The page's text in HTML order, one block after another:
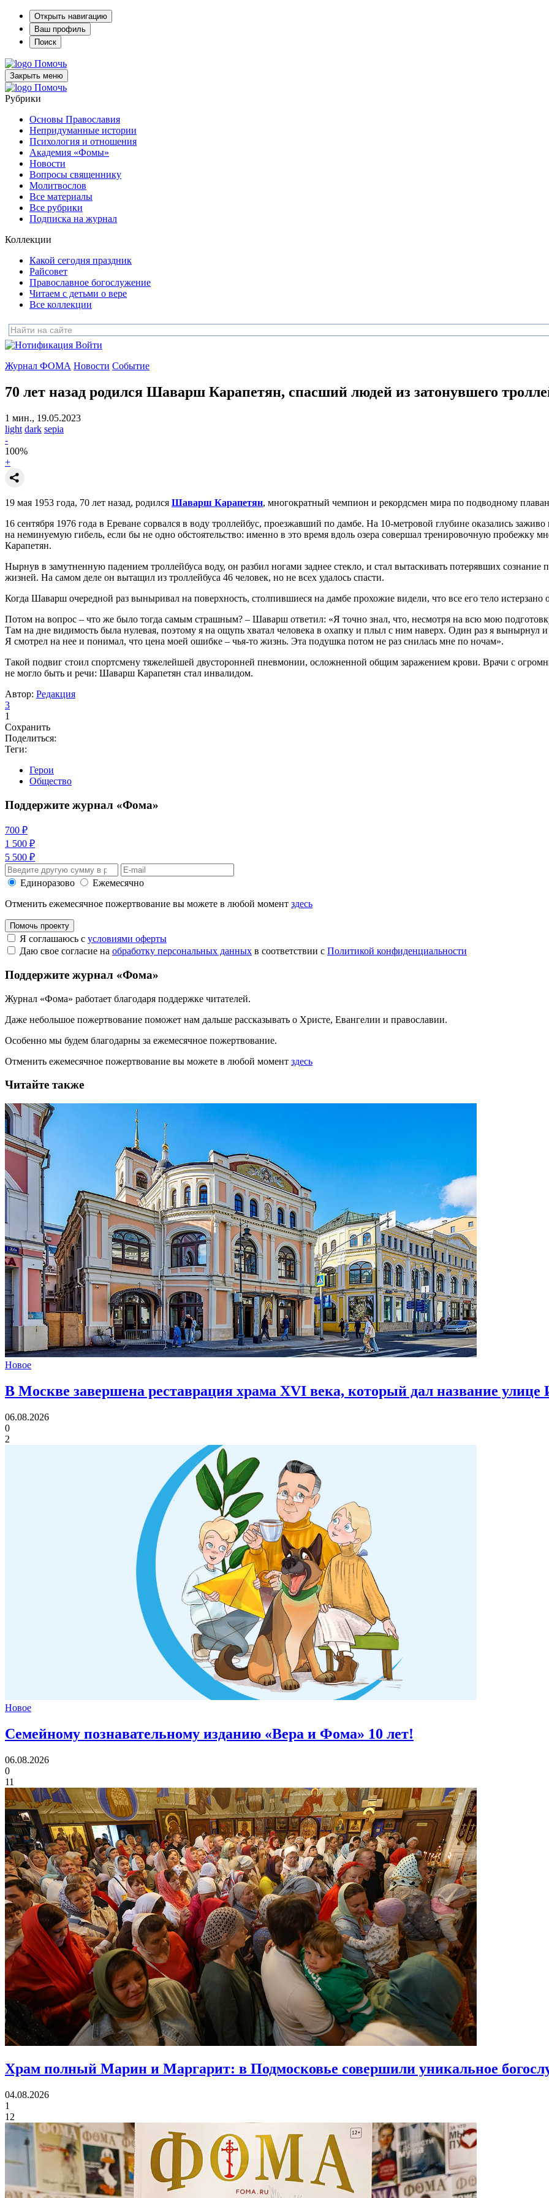
Открыть навигацию
Ваш профиль
Поиск
Помочь
Закрыть меню
Помочь
Рубрики
Основы Православия
Непридуманные истории
Психология и отношения
Академия «Фомы»
Новости
Вопросы священнику
Молитвослов
Все материалы
Все рубрики
Подписка на журнал
Коллекции
Какой сегодня праздник
Райсовет
Православное богослужение
Читаем с детьми о вере
Все коллекции
Войти
Журнал ФОМА Новости Событие
70 лет назад родился Шаварш Карапетян, спасший людей из затонувшего
1 мин., 19.05.2023
light dark sepia
-
100%
+
19 мая 1953 года, 70 лет назад, родился Шаварш Карапетян, многократный чемпион и рекордсмен мира по подводному
16 сентября 1976 года в Ереване сорвался в воду троллейбус, проезжавший по дамбе. На 10-метровой глубине оказались
на неминуемую гибель, если бы не одно обстоятельство: именно в это время вдоль озера совершал тренировочную
Карапетян.
Нырнув в замутненную падением троллейбуса воду, он разбил ногами заднее стекло, и стал вытаскивать потерявших
жизней. На самом деле он вытащил из троллейбуса 46 человек, но не всех удалось спасти.
Когда Шаварш очередной раз выныривал на поверхность, столпившиеся на дамбе прохожие видели, что все его тело истерзано
Потом на вопрос – что же было тогда самым страшным? – Шаварш ответил: «Я точно знал, что, несмотря на всю мою
Там на дне видимость была нулевая, поэтому я на ощупь хватал человека в охапку и плыл с ним наверх. Один раз я вынырнул
Я смотрел на нее и понимал, что цена моей ошибке – чья-то жизнь. Эта подушка потом не раз снилась мне по ночам».
Такой подвиг стоил спортсмену тяжелейшей двусторонней пневмонии, осложненной общим заражением крови. Врачи с
не могло быть и речи: Шаварш Карапетян стал инвалидом.
Автор: Редакция
3
1
Сохранить
Поделиться:
Теги:
Герои
Общество
Поддержите журнал «Фома»
700 ₽
1 500 ₽
5 500 ₽
Единоразово
Ежемесячно
Отменить ежемесячное пожертвование вы можете в любой момент здесь
Помочь проекту
Я соглашаюсь с условиями оферты
Даю свое согласие на обработку персональных данных в соответствии с Политикой конфиденциальности
Поддержите журнал «Фома»
Журнал «Фома» работает благодаря поддержке читателей.
Даже небольшое пожертвование поможет нам дальше рассказывать о Христе, Евангелии и православии.
Особенно мы будем благодарны за ежемесячное пожертвование.
Отменить ежемесячное пожертвование вы можете в любой момент здесь
Читайте также
Новое
В Москве завершена реставрация храма XVI века, который дал название улице
06.08.2026
0
2
Новое
Семейному познавательному изданию «Вера и Фома» 10 лет!
06.08.2026
0
11
Храм полный Марин и Маргарит: в Подмосковье совершили уникальное
04.08.2026
1
12